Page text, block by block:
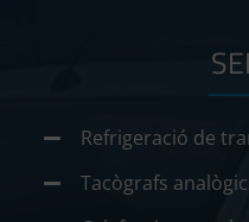
Refrigeració de
Tacògrafs